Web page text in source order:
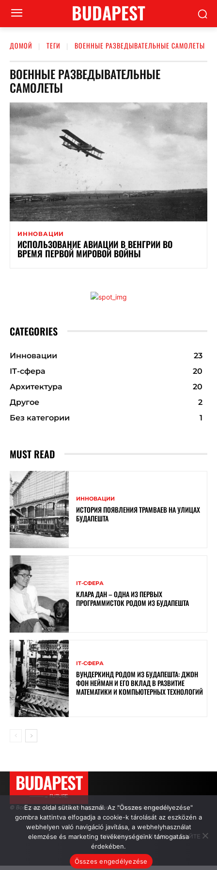
BUDAPEST
ДОМОЙ ТЕГИ ВОЕННЫЕ РАЗВЕДЫВАТЕЛЬНЫЕ САМОЛЕТЫ
ВОЕННЫЕ РАЗВЕДЫВАТЕЛЬНЫЕ
САМОЛЕТЫ
ИННОВАЦИИ
ИСПОЛЬЗОВАНИЕ АВИАЦИИ В ВЕНГРИИ ВО
ВРЕМЯ ПЕРВОЙ МИРОВОЙ ВОЙНЫ
CATEGORIES
Инновации
23
ІТ-сфера
20
Архитектура
20
Другое
2
Без категории
1
MUST READ
ИННОВАЦИИ
ИСТОРИЯ ПОЯВЛЕНИЯ ТРАМВАЕВ НА УЛИЦАХ
БУДАПЕШТА
ІТ-СФЕРА
КЛАРА ДАН – ОДНА ИЗ ПЕРВЫХ
ПРОГРАММИСТОК РОДОМ ИЗ БУДАПЕШТА
ІТ-СФЕРА
ВУНДЕРКИНД РОДОМ ИЗ БУДАПЕШТА: ДЖОН
ФОН НЕЙМАН И ЕГО ВКЛАД В РАЗВИТИЕ
МАТЕМАТИКИ И КОМПЬЮТЕРНЫХ ТЕХНОЛОГИЙ
BUDAPEST
———→ FUTURE
© Все права защищены. Цитирование — с активной ссылкой.
АВТОРЫ РЕКЛАМА НА САЙТЕ
Ez az oldal sütiket használ. Az "Összes engedélyezése"
gombra kattintva elfogadja a cookie-k tárolását az eszközén a
webhelyen való navigáció javítása, a webhelyhasználat
elemzése és marketing tevékenységeink támogatása
érdekében.
Összes engedélyezése